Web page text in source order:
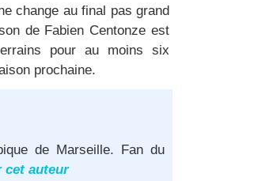
change au final pas grand
de Fabien Centonze est
pour au moins six
prochaine.
de Marseille. Fan du
cet auteur